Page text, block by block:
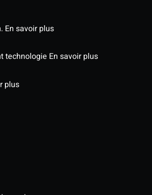
En savoir plus
technologie En savoir plus
plus